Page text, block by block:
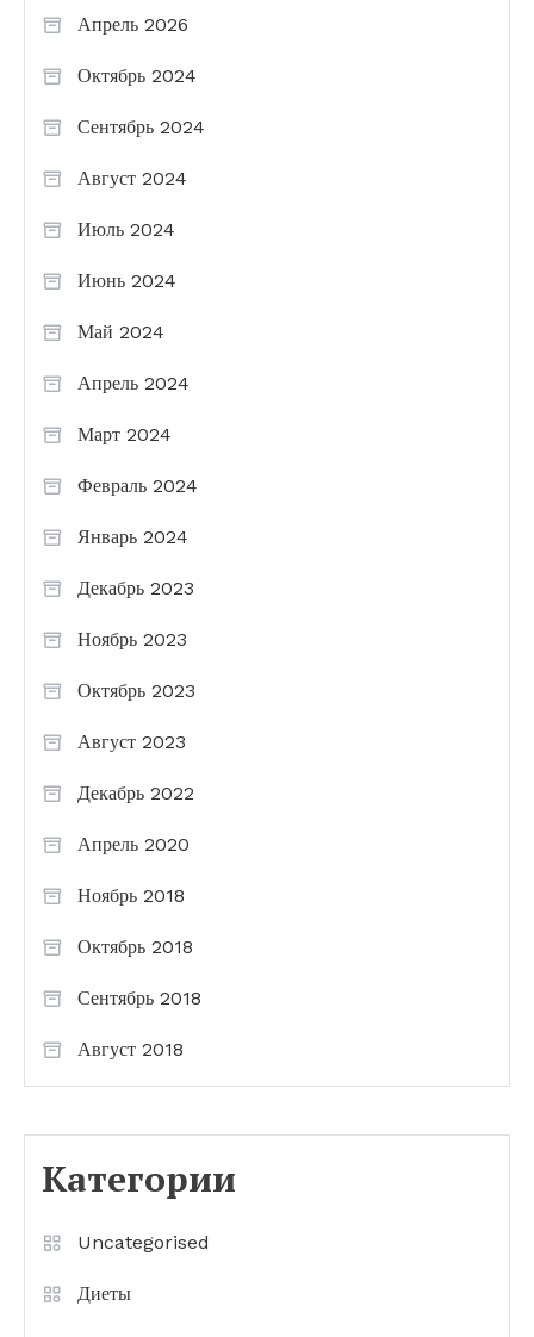
Апрель 2026
Октябрь 2024
Сентябрь 2024
Август 2024
Июль 2024
Июнь 2024
Май 2024
Апрель 2024
Март 2024
Февраль 2024
Январь 2024
Декабрь 2023
Ноябрь 2023
Октябрь 2023
Август 2023
Декабрь 2022
Апрель 2020
Ноябрь 2018
Октябрь 2018
Сентябрь 2018
Август 2018
Категории
Uncategorised
Диеты